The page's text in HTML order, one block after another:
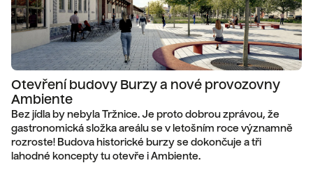
Otevření budovy Burzy a nové provozovny
Ambiente
Bez jídla by nebyla Tržnice. Je proto dobrou zprávou, že
gastronomická složka areálu se v letošním roce významně
rozroste! Budova historické burzy se dokončuje a tři
lahodné koncepty tu otevře i Ambiente.